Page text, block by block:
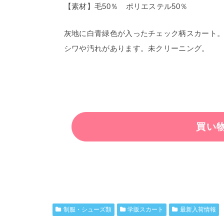
【素材】毛50％ ポリエステル50％
灰地に白青緑色が入ったチェック柄スカート
シワや汚れがあります。未クリーニング。
制服・シューズ類 学販スカート 最新入荷情報